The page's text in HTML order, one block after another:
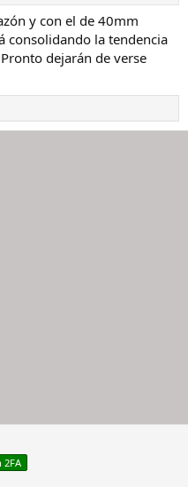
y con el de 40mm
consolidando la tendencia
dejarán de verse
2FA